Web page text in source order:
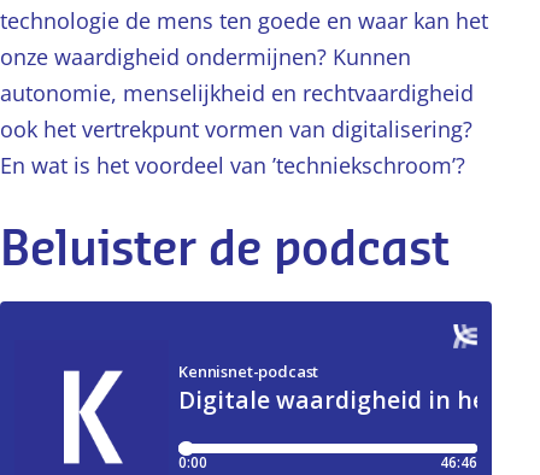
technologie de mens ten goede en waar kan het
onze waardigheid ondermijnen? Kunnen
autonomie, menselijkheid en rechtvaardigheid
ook het vertrekpunt vormen van digitalisering?
En wat is het voordeel van ’techniekschroom’?
Beluister de podcast